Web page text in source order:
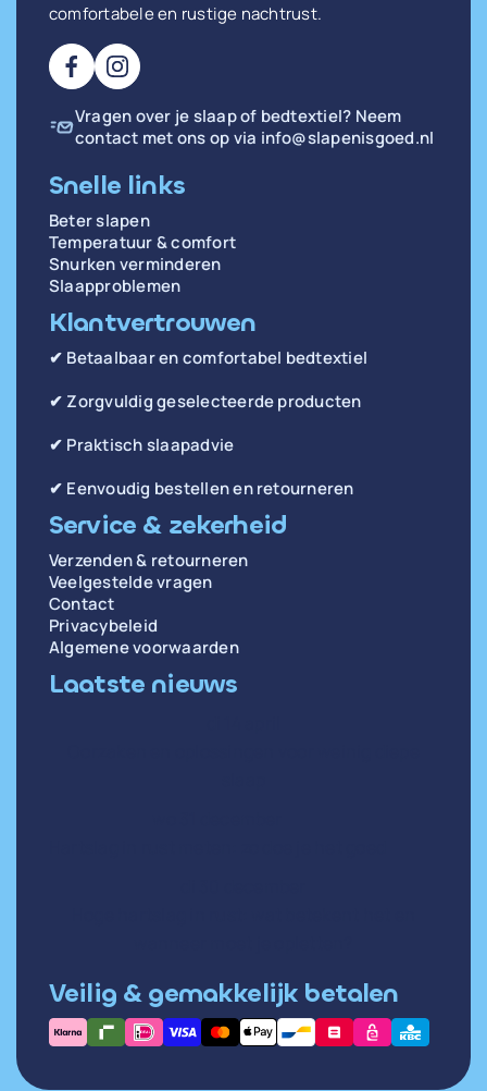
comfortabele en rustige nachtrust.
Vragen over je slaap of bedtextiel? Neem
contact met ons op via info@slapenisgoed.nl
Snelle links
Beter slapen
Temperatuur & comfort
Snurken verminderen
Slaapproblemen
Klantvertrouwen
✔ Betaalbaar en comfortabel bedtextiel
✔ Zorgvuldig geselecteerde producten
✔ Praktisch slaapadvie
✔ Eenvoudig bestellen en retourneren
Service & zekerheid
Verzenden & retourneren
Veelgestelde vragen
Contact
Privacybeleid
Algemene voorwaarden
Laatste nieuws
Veilig & gemakkelijk betalen